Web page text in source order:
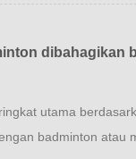
dibahagikan
utama
badminton atau